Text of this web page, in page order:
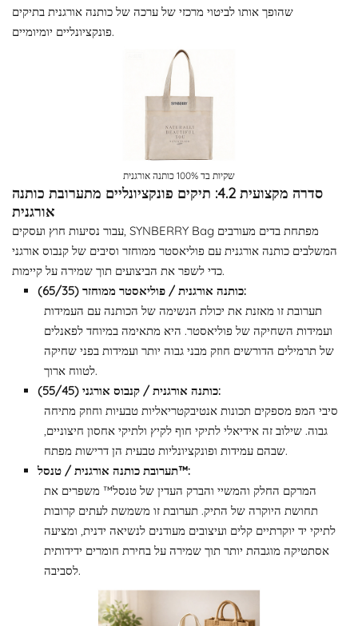
שהופך אותו לביטוי מרכזי של ערכה של כותנה אורגנית בתיקים
פונקציונליים יומיומיים.
שקיות בד 100% כותנה אורגנית
סדרה מקצועית 4.2: תיקים פונקציונליים מתערובת כותנה
אורגנית
עבור נסיעות חוץ ועסקים, SYNBERRY Bag מפתחת בדים מעורבים
המשלבים כותנה אורגנית עם פוליאסטר ממוחזר וסיבים של קנבוס אורגני
כדי לשפר את הביצועים תוך שמירה על קיימות.
כותנה אורגנית / פוליאסטר ממוחזר (65/35):
תערובת זו מאזנת את יכולת הנשימה של הכותנה עם העמידות
ועמידות השחיקה של פוליאסטר. היא מתאימה במיוחד לפאנלים
של תרמילים הדורשים חוזק מבני גבוה יותר ועמידות בפני שחיקה
לטווח ארוך.
כותנה אורגנית / קנבוס אורגני (55/45):
סיבי המפ מספקים תכונות אנטיבקטריאליות טבעיות וחוזק מתיחה
גבוה. שילוב זה אידיאלי לתיקי חוף לקיץ ולתיקי אחסון חיצוניים,
שבהם עמידות ופונקציונליות טבעית הן דרישות מפתח.
תערובת כותנה אורגנית / טנסל™:
המרקם החלק והמשיי והברק העדין של טנסל™ משפרים את
תחושת היוקרה של התיק. תערובת זו משמשת לעתים קרובות
לתיקי יד יוקרתיים קלים ועיצובים מעודנים לנשיאה ידנית, ומציעה
אסתטיקה מוגבהת יותר תוך שמירה על בחירת חומרים ידידותית
לסביבה.